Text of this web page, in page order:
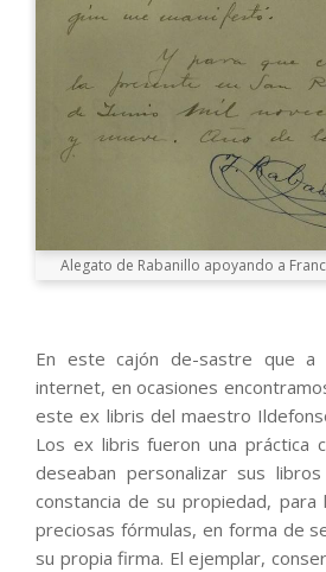
Alegato de Rabanillo apoyando a
En este cajón de-sastre que a
internet, en ocasiones
este ex libris del maestro
Los ex libris fueron una práctica
deseaban personalizar sus
constancia de su propiedad,
preciosas fórmulas, en forma de
su propia firma. El ejemplar,